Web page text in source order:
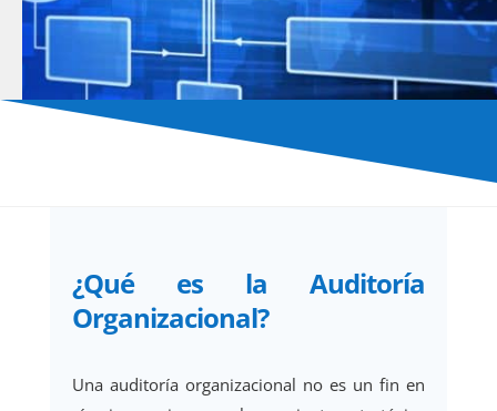
¿Qué es la Auditoría
Organizacional?
Una auditoría organizacional no es un fin en